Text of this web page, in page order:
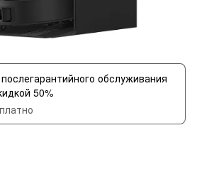
обслуживания
50%